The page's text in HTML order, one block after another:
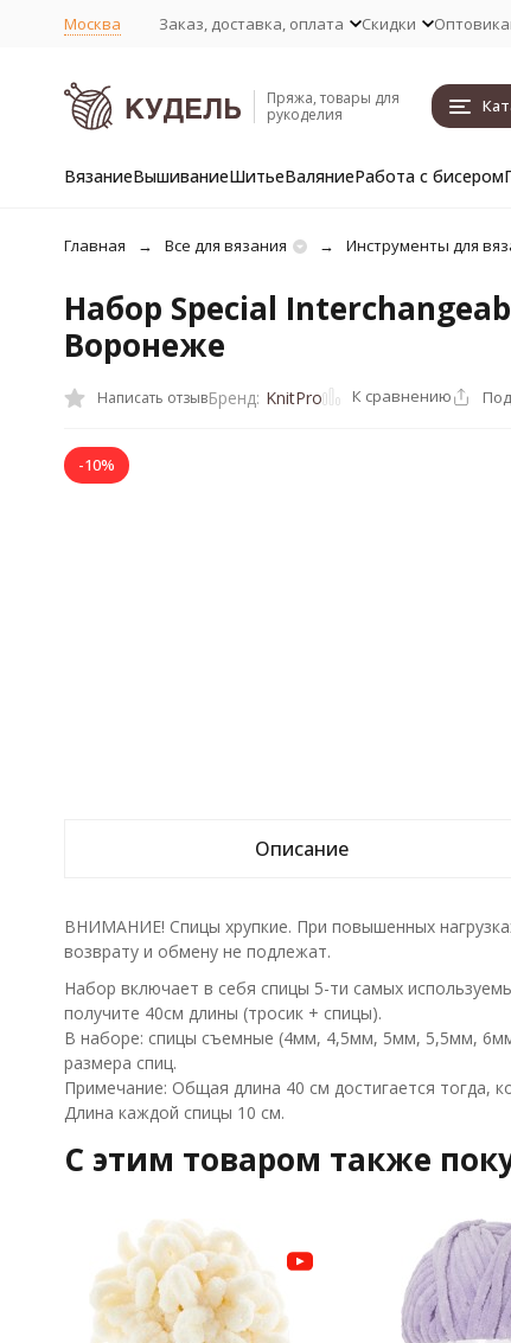
Москва Заказ, доставка, оплата Скидки
Пряжа, товары для
рукоделия
ВязаниеВышиваниеШитьеВаляниеРабота с бисером
Главная Все для вязания Инструменты для
Набор Special
Воронеже
Написать отзывБренд: KnitPro К сравнению
-10%
Описание
ВНИМАНИЕ! Спицы хрупкие. При повышенных
возврату и обмену не подлежат.
Набор включает в себя спицы 5-ти самых
получите 40см длины (тросик + спицы).
В наборе: спицы съемные (4мм, 4,5мм, 5мм, 5,5мм,
размера спиц.
Примечание: Общая длина 40 см достигается тогда,
Длина каждой спицы 10 см.
C этим товаром также